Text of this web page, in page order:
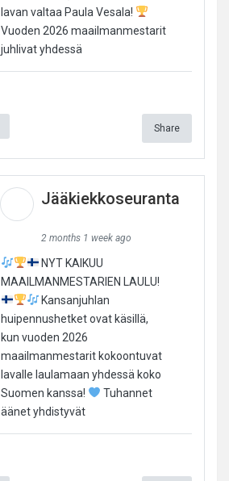
lavan valtaa Paula Vesala!
Vuoden 2026 maailmanmestarit
juhlivat yhdessä
Share
Jääkiekkoseuranta
2 months 1 week ago
NYT KAIKUU
MAAILMANMESTARIEN LAULU!
Kansanjuhlan
huipennushetket ovat käsillä,
kun vuoden 2026
maailmanmestarit kokoontuvat
lavalle laulamaan yhdessä koko
Suomen kanssa!
Tuhannet
äänet yhdistyvät